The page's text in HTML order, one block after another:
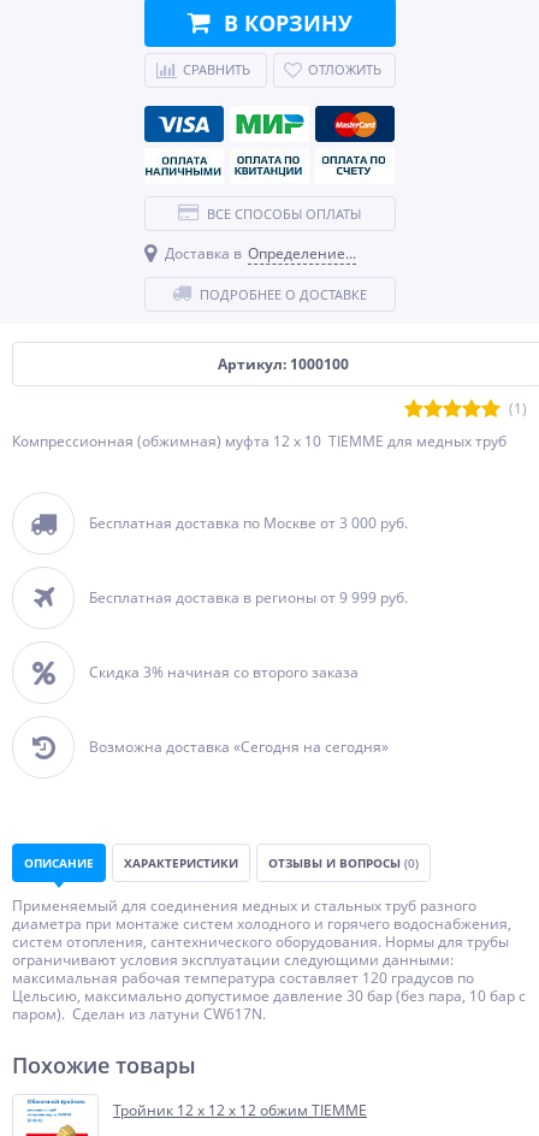
Артикул: 1000100
(1)
Компрессионная (обжимная) муфта 12 x 10 TIEMME для медных труб
Бесплатная доставка по Москве от 3 000 руб.
Бесплатная доставка в регионы от 9 999 руб.
Скидка 3% начиная со второго заказа
Возможна доставка «Сегодня на сегодня»
В КОРЗИНУ
СРАВНИТЬ ОТЛОЖИТЬ
ВСЕ СПОСОБЫ ОПЛАТЫ
Доставка в Определение...
ПОДРОБНЕЕ О ДОСТАВКЕ
ОПИСАНИЕ ХАРАКТЕРИСТИКИ ОТЗЫВЫ И ВОПРОСЫ (0)
Применяемый для соединения медных и стальных труб разного
диаметра при монтаже систем холодного и горячего водоснабжения,
систем отопления, сантехнического оборудования. Нормы для трубы
ограничивают условия эксплуатации следующими данными:
максимальная рабочая температура составляет 120 градусов по
Цельсию, максимально допустимое давление 30 бар (без пара, 10 бар с
паром). Сделан из латуни CW617N.
Похожие товары
Тройник 12 х 12 х 12 обжим TIEMME